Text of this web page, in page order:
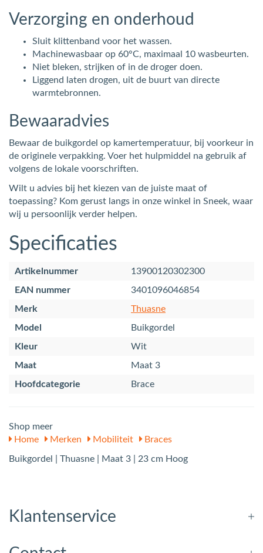
Verzorging en onderhoud
Sluit klittenband voor het wassen.
Machinewasbaar op 60°C, maximaal 10 wasbeurten.
Niet bleken, strijken of in de droger doen.
Liggend laten drogen, uit de buurt van directe
warmtebronnen.
Bewaaradvies
Bewaar de buikgordel op kamertemperatuur, bij voorkeur in
de originele verpakking. Voer het hulpmiddel na gebruik af
volgens de lokale voorschriften.
Wilt u advies bij het kiezen van de juiste maat of
toepassing? Kom gerust langs in onze winkel in Sneek, waar
wij u persoonlijk verder helpen.
Specificaties
Artikelnummer
13900120302300
EAN nummer
3401096046854
Merk
Thuasne
Model
Buikgordel
Kleur
Wit
Maat
Maat 3
Hoofdcategorie
Brace
Shop meer
Home
Merken Mobiliteit Braces
Buikgordel | Thuasne | Maat 3 | 23 cm Hoog
Klantenservice